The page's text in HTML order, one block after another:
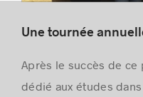
Une tournée
Après le succès de
dédié aux études